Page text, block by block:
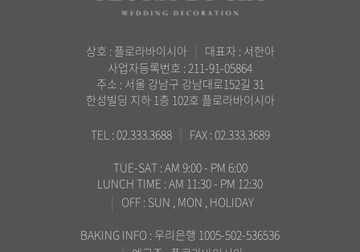
상호 : 플로라바이시아
대표자 : 서한아
사업자등록번호 : 211-91-05864
주소 : 서울 강남구 강남대로152길 31
한성빌딩 지하 1층 102호 플로라바이시아
TEL : 02.333.3688 FAX : 02.333.3689
TUE-SAT : AM 9:00 - PM 6:00
LUNCH TIME : AM 11:30 - PM 12:30
OFF : SUN , MON , HOLIDAY
BAKING INFO : 우리은행 1005-502-536536